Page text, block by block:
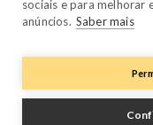
sociais e para melhorar
anúncios. Saber mais